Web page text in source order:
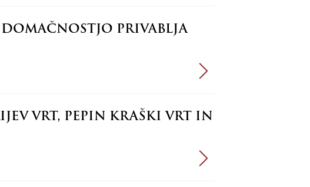
PRIVABLJA
VRT, PEPIN KRAŠKI VRT IN